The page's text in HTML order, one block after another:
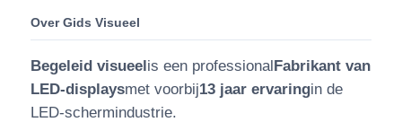
Over Gids Visueel
Begeleid visueelis een professionalFabrikant van
LED-displaysmet voorbij13 jaar ervaringin de
LED-schermindustrie.